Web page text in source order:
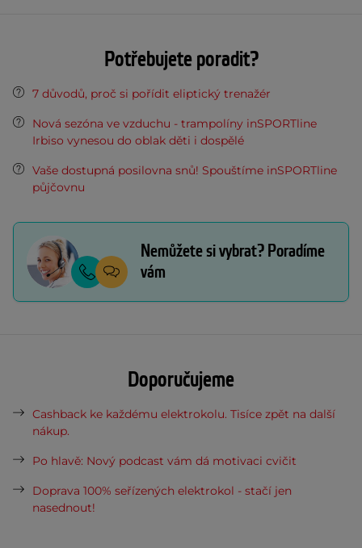
Potřebujete poradit?
7 důvodů, proč si pořídit eliptický trenažér
Nová sezóna ve vzduchu - trampolíny inSPORTline
Irbiso vynesou do oblak děti i dospělé
Vaše dostupná posilovna snů! Spouštíme inSPORTline
půjčovnu
Nemůžete si vybrat? Poradíme
vám
Doporučujeme
Cashback ke každému elektrokolu. Tisíce zpět na další
nákup.
Po hlavě: Nový podcast vám dá motivaci cvičit
Doprava 100% seřízených elektrokol - stačí jen
nasednout!